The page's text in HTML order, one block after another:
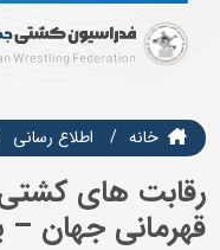
خانه اطلاع رسانی
رقابت های
قهرمانی جهان –